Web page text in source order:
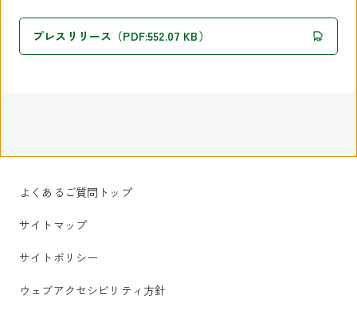
プレスリリース（PDF:552.07 KB）
よくあるご質問トップ
サイトマップ
サイトポリシー
ウェブアクセシビリティ方針